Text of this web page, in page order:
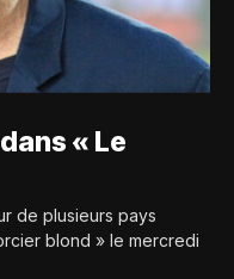
« Le
de plusieurs pays
blond » le mercredi